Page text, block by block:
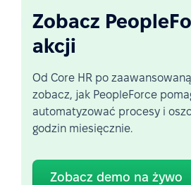
Zobacz
akcji
Od Core HR po
zobacz, jak PeopleForce
automatyzować procesy i
godzin miesięcznie.
Zobacz demo na żywo